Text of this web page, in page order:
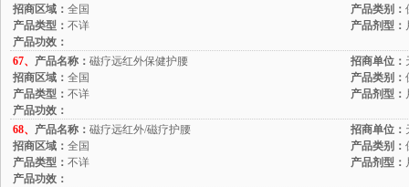
招商区域： 全国 产品类别：
产品类型： 不详 产品剂型：
产品功效：
67、 产品名称： 磁疗远红外保健护腰 招商单位：
招商区域： 全国 产品类别：
产品类型： 不详 产品剂型：
产品功效：
68、 产品名称： 磁疗远红外/磁疗护腰 招商单位：
招商区域： 全国 产品类别：
产品类型： 不详 产品剂型：
产品功效：